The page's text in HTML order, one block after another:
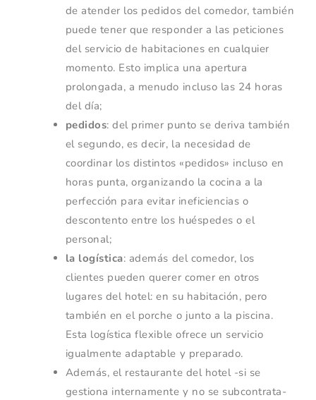
de atender los pedidos del comedor, también
puede tener que responder a las peticiones
del servicio de habitaciones en cualquier
momento. Esto implica una apertura
prolongada, a menudo incluso las 24 horas
del día;
pedidos: del primer punto se deriva también
el segundo, es decir, la necesidad de
coordinar los distintos «pedidos» incluso en
horas punta, organizando la cocina a la
perfección para evitar ineficiencias o
descontento entre los huéspedes o el
personal;
la logística: además del comedor, los
clientes pueden querer comer en otros
lugares del hotel: en su habitación, pero
también en el porche o junto a la piscina.
Esta logística flexible ofrece un servicio
igualmente adaptable y preparado.
Además, el restaurante del hotel -si se
gestiona internamente y no se subcontrata-